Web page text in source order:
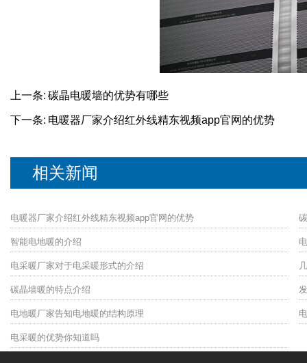
上一条: 碳晶电暖墙的优势有哪些
下一条: 电暖器厂家介绍红外线精东视频app官网的优势
相关新闻
电暖器厂家介绍红外线精东视频app官网的优势
智能电地暖的介绍
电采暖厂家对于电采暖形式的介绍
碳晶墙暖的特点介绍
电地暖厂家告知电地暖的结构原理
电采暖的优势你知道吗